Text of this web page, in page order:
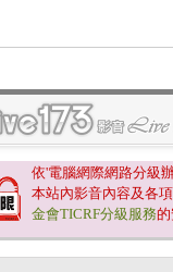
依'電腦網際網路分級
本站內影音內容及各
金會TICRF分級服務